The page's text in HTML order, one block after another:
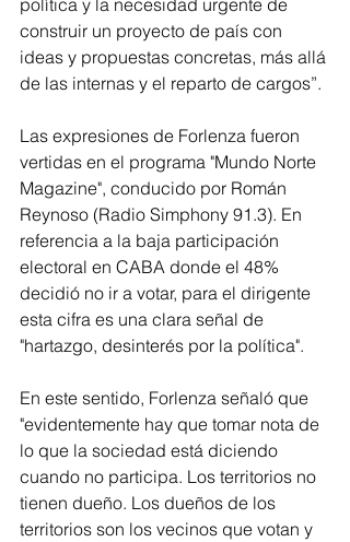
política y la necesidad urgente de
construir un proyecto de país con
ideas y propuestas concretas, más allá
de las internas y el reparto de cargos”.
Las expresiones de Forlenza fueron
vertidas en el programa "Mundo Norte
Magazine", conducido por Román
Reynoso (Radio Simphony 91.3). En
referencia a la baja participación
electoral en CABA donde el 48%
decidió no ir a votar, para el dirigente
esta cifra es una clara señal de
"hartazgo, desinterés por la política".
En este sentido, Forlenza señaló que
"evidentemente hay que tomar nota de
lo que la sociedad está diciendo
cuando no participa. Los territorios no
tienen dueño. Los dueños de los
territorios son los vecinos que votan y